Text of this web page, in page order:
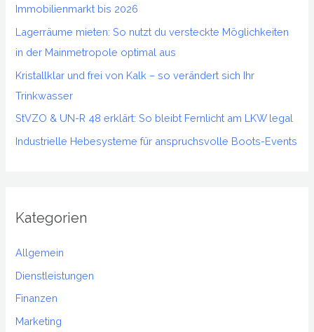
c
h
:
Immobilienmarkt bis 2026
Lagerräume mieten: So nutzt du versteckte Möglichkeiten
in der Mainmetropole optimal aus
Kristallklar und frei von Kalk – so verändert sich Ihr
Trinkwasser
StVZO & UN-R 48 erklärt: So bleibt Fernlicht am LKW legal
Industrielle Hebesysteme für anspruchsvolle Boots-Events
Kategorien
Allgemein
Dienstleistungen
Finanzen
Marketing